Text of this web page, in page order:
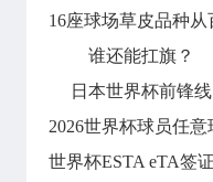
16座球场草皮品种
谁还能扛旗？
日本世界杯前锋线
2026世界杯球员任
世界杯ESTA eTA签